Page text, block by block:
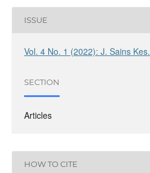
ISSUE
Vol. 4 No. 1 (2022): J. Sains Kes.
SECTION
Articles
HOW TO CITE